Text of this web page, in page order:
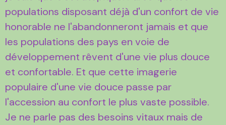
populations disposant déjà d'un confort de vie
honorable ne l'abandonneront jamais et que
les populations des pays en voie de
développement rêvent d'une vie plus douce
et confortable. Et que cette imagerie
populaire d'une vie douce passe par
l'accession au confort le plus vaste possible.
Je ne parle pas des besoins vitaux mais de